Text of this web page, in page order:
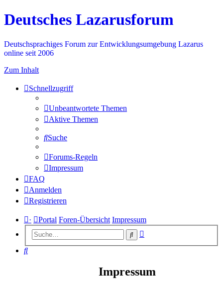
Deutsches Lazarusforum
Deutschsprachiges Forum zur Entwicklungsumgebung Lazarus
online seit 2006
Zum Inhalt
Schnellzugriff
Unbeantwortete Themen
Aktive Themen
Suche
Forums-Regeln
Impressum
FAQ
Anmelden
Registrieren
· Portal Foren-Übersicht Impressum
Suche
Suche
Impressum